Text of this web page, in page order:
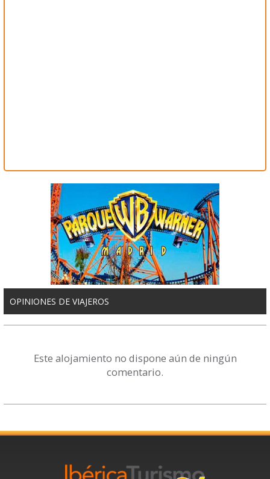
OPINIONES DE VIAJEROS
Este alojamiento no dispone aún de ningún
comentario.